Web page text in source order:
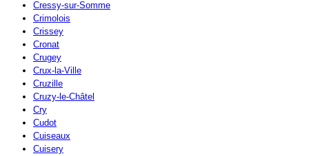
Cressy-sur-Somme
Crimolois
Crissey
Cronat
Crugey
Crux-la-Ville
Cruzille
Cruzy-le-Châtel
Cry
Cudot
Cuiseaux
Cuisery